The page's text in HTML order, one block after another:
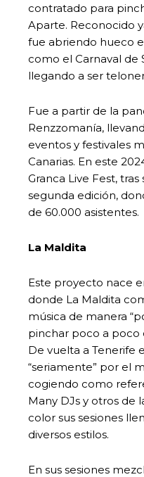
contratado para
Aparte. Reconocido
fue abriendo hueco
como el Carnaval de
llegando a ser
Fue a partir de la
Renzzomanía,
eventos y festivales
Canarias. En este
Granca Live Fest,
segunda edición,
de 60.000 asistentes.
La Maldita
Este proyecto nace
donde La Maldita
música de manera
pinchar poco a poco
De vuelta a Tenerife
“seriamente” por el
cogiendo como
Many DJs y otros de
color sus sesiones
diversos estilos.
En sus sesiones